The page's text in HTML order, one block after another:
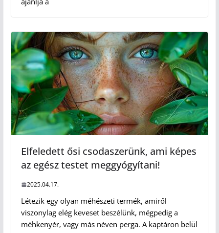
Elfeledett ősi csodaszerünk, ami képes
az egész testet meggyógyítani!
2025.04.17.
Létezik egy olyan méhészeti termék, amiről
viszonylag elég keveset beszélünk, mégpedig a
méhkenyér, vagy más néven perga. A kaptáron belül